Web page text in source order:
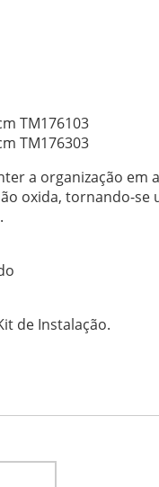
TM176103
TM176303
a organização
oxida, tornando-
de Instalação.